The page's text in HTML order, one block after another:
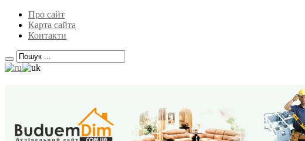
Про сайт
Карта сайта
Контакти